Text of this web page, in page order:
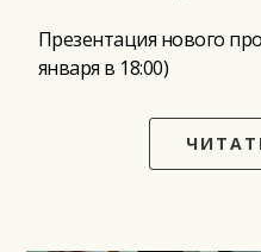
Презентация нового
января в 18:00)